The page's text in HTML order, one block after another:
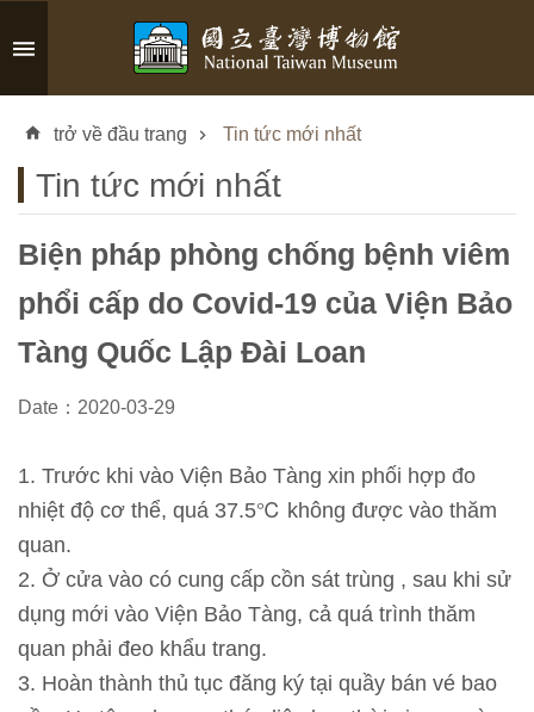
Skip to main content
v
c
e
S
a
c
T
n
g
trở về đầu trang Tin tức mới nhất
Tin tức mới nhất
Biện pháp phòng chống bệnh viêm
phổi cấp do Covid-19 của Viện Bảo
Tàng Quốc Lập Đài Loan
Date：2020-03-29
1. Trước khi vào Viện Bảo Tàng xin phối hợp đo
nhiệt độ cơ thể, quá 37.5℃ không được vào thăm
quan.
2. Ở cửa vào có cung cấp cồn sát trùng , sau khi sử
dụng mới vào Viện Bảo Tàng, cả quá trình thăm
quan phải đeo khẩu trang.
3. Hoàn thành thủ tục đăng ký tại quầy bán vé bao